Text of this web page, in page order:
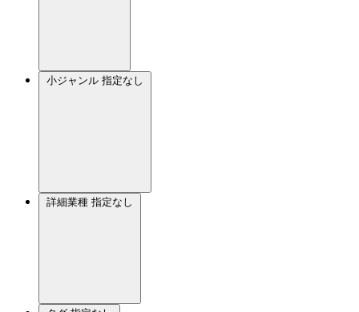
小ジャンル 指定なし
詳細業種 指定なし